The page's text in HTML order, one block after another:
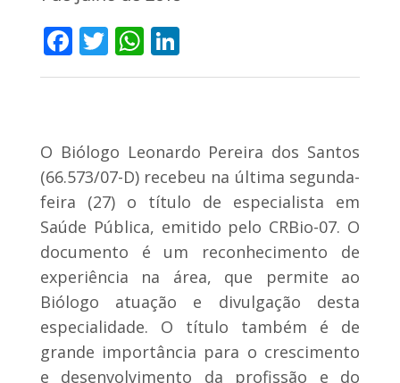
Facebook
Twitter
WhatsApp
LinkedIn
O Biólogo Leonardo Pereira dos Santos
(66.573/07-D) recebeu na última segunda-
feira (27) o título de especialista em
Saúde Pública, emitido pelo CRBio-07. O
documento é um reconhecimento de
experiência na área, que permite ao
Biólogo atuação e divulgação desta
especialidade. O título também é de
grande importância para o crescimento
e desenvolvimento da profissão e do